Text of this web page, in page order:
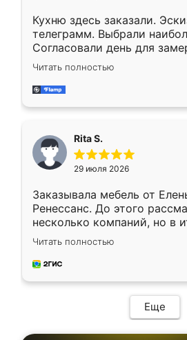
Кухню здесь заказали.
телеграмм. Выбрали
Согласовали день для
недели кухня была уже
довольны работой. Спасибо
мебель за качественную
Читать полностью
Rita S.
29 июля 2026
Заказывала мебель от
Ренессанс. До этого
несколько компаний, но в
эту. Сначала обговорили
приехал замерщик, всё
и снял размеры.
мебель сразу встала на
каких-либо доработок.
довольна, все выглядит
Читать полностью
Еще